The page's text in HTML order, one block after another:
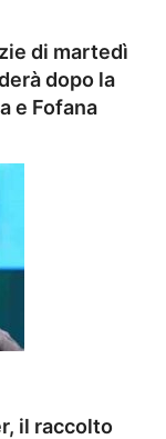
di martedì
dopo la
e Fofana
il raccolto